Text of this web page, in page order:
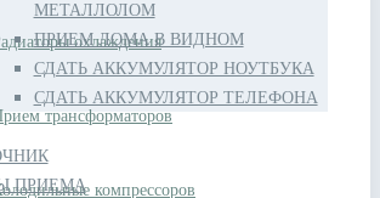
охлаждения
трансформаторов
компрессоров
МЕТАЛЛОЛОМ
ПРИЕМ ЛОМА В ВИДНОМ
СДАТЬ АККУМУЛЯТОР НОУТБУКА
СДАТЬ АККУМУЛЯТОР ТЕЛЕФОНА
ПРИЕМА